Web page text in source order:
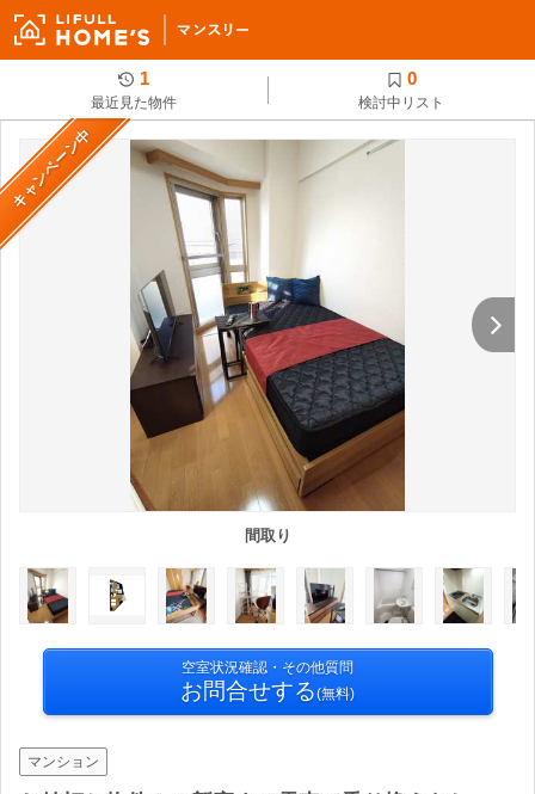
1
最近見た物件
0
検討中リスト
間取り
キャンペーン中
空室状況確認・その他質問
お問合せする(無料)
マンション